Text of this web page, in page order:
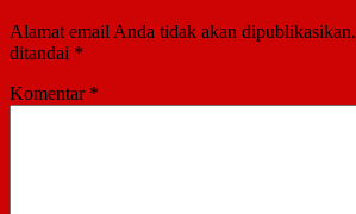
Alamat email Anda tidak akan dipublikasikan.
ditandai *
Komentar *